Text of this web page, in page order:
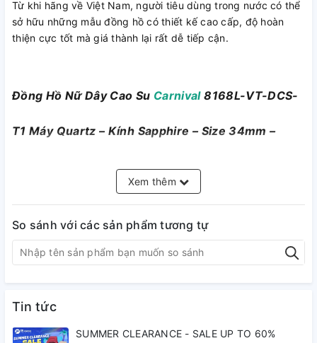
Từ khi hãng về Việt Nam, người tiêu dùng trong nước có thể
sở hữu những mẫu đồng hồ có thiết kế cao cấp, độ hoàn
thiện cực tốt mà giá thành lại rất dễ tiếp cận.
Đồng Hồ Nữ Dây Cao Su Carnival8168L-VT-DCS-
T1 Máy Quartz – Kính Sapphire – Size 34mm –
Đồng hồ nữ dây cao su Carnival 8168L-VT-DCS-
đồng hồ nữ thời trang thể thao, thiết kế hiện đại, thanh lịch
nhưng vẫn giữ nét khỏe khoắn. Sản phẩm sử dụng
Quartzchính xác, kết hợpkính Sapphirechống trầy và dây
cao su ôm tay mềm mại, mang lại sự thoải mái tối đa khi đeo
Đặc điểm nổi bật
✅Thiết kế thời trang – thể thaophù hợp cho nhiều phong
Xem thêm
So sánh với các sản phẩm tương tự
Tin tức
SUMMER CLEARANCE - SALE UP TO 60%